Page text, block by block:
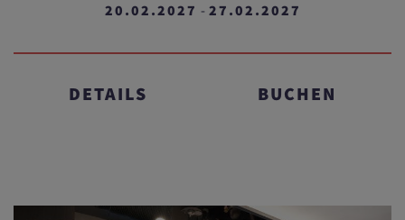
20.02.2027 - 27.02.2027
DETAILS BUCHEN